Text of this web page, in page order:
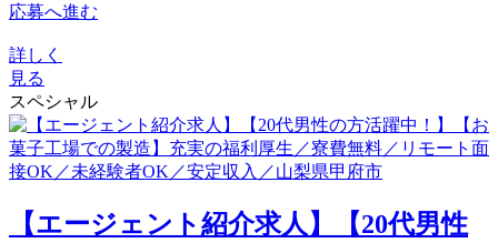
応募へ進む
詳しく
見る
スペシャル
【エージェント紹介求人】【20代男性